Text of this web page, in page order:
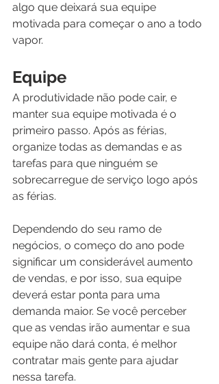
algo que deixará sua equipe
motivada para começar o ano a todo
vapor.
Equipe
A produtividade não pode cair, e
manter sua equipe motivada é o
primeiro passo. Após as férias,
organize todas as demandas e as
tarefas para que ninguém se
sobrecarregue de serviço logo após
as férias.
Dependendo do seu ramo de
negócios, o começo do ano pode
significar um considerável aumento
de vendas, e por isso, sua equipe
deverá estar ponta para uma
demanda maior. Se você perceber
que as vendas irão aumentar e sua
equipe não dará conta, é melhor
contratar mais gente para ajudar
nessa tarefa.